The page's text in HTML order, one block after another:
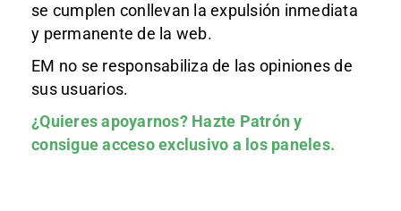
se cumplen conllevan la expulsión inmediata
y permanente de la web.
EM no se responsabiliza de las opiniones de
sus usuarios.
¿Quieres apoyarnos? Hazte Patróny
consigue acceso exclusivo a los paneles.